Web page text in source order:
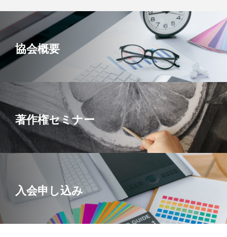
事長も兼務する。
協会概要
著作権セミナー
入会申し込み